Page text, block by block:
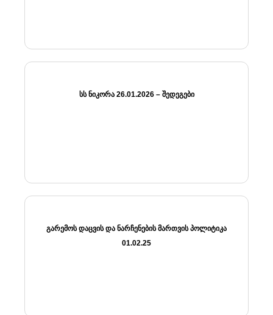
ᲡᲡ ᲜᲘᲙᲝᲠᲐ 26.01.2026 – ᲨᲔᲓᲔᲒᲔᲑᲘ
ᲒᲐᲠᲔᲛᲝᲡ ᲓᲐᲪᲕᲘᲡ ᲓᲐ ᲜᲐᲠᲩᲔᲜᲔᲑᲘᲡ ᲛᲐᲠᲗᲕᲘᲡ ᲞᲝᲚᲘᲢᲘᲙᲐ
01.02.25